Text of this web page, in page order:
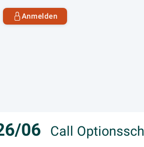
Anmelden
06
Call